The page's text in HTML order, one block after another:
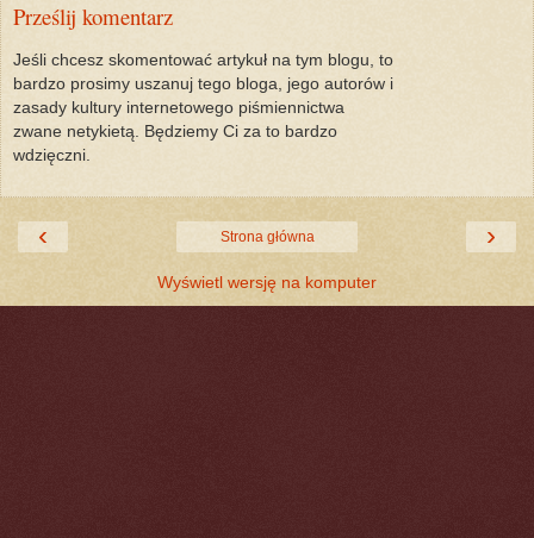
Prześlij komentarz
Jeśli chcesz skomentować artykuł na tym blogu, to
bardzo prosimy uszanuj tego bloga, jego autorów i
zasady kultury internetowego piśmiennictwa
zwane netykietą. Będziemy Ci za to bardzo
wdzięczni.
‹ ›
Strona główna
Wyświetl wersję na komputer